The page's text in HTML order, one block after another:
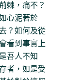
棘，痛不？
心泥著於
？如何及從
看到事實上
吾人不知
者，如是受